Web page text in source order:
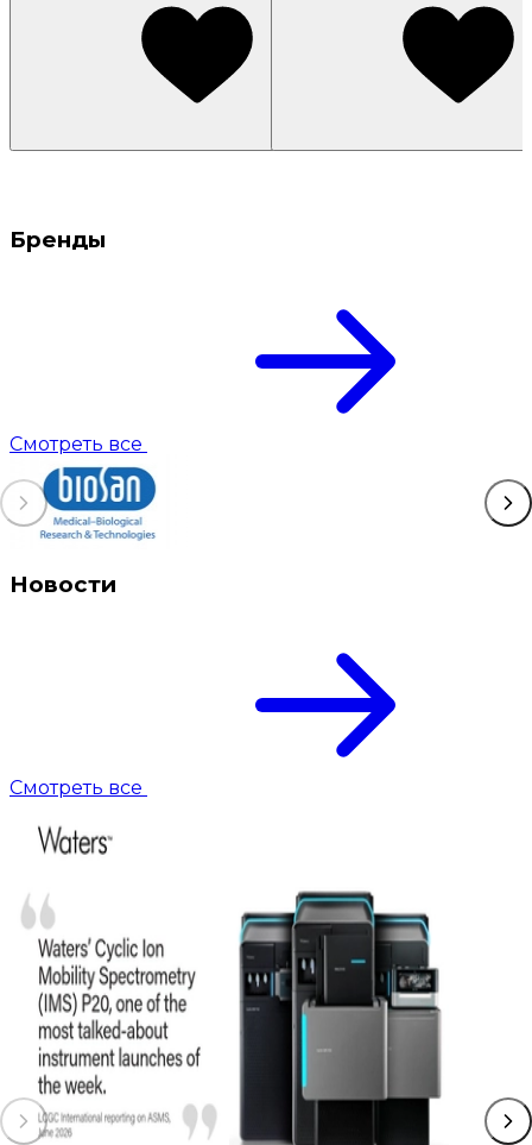
Бренды
Смотреть все
Новости
Смотреть все